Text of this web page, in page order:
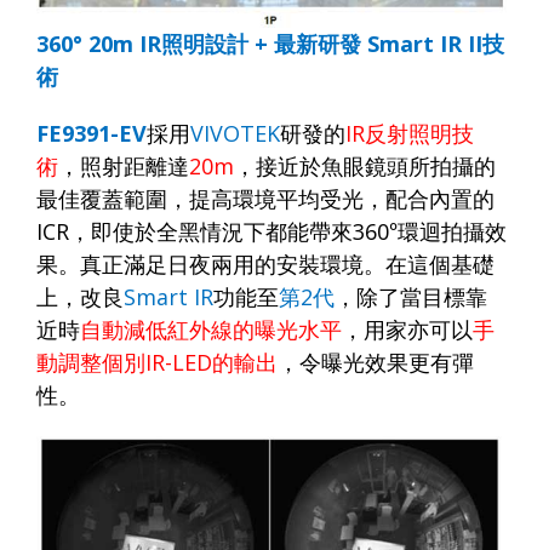
360° 20m IR照明設計+ 最新研發 Smart IR II技
術
FE9391-EV採用VIVOTEK研發的IR反射照明技
術 ，照射距離達20m ，接近於魚眼鏡頭所拍攝的
最佳覆蓋範圍，提高環境平均受光，配合內置的
ICR ，即使於全黑情況下都能帶來360°環迴拍攝效
果。真正滿足日夜兩用的安裝環境。在這個基礎
上，改良Smart IR功能至第2代 ，除了當目標靠
近時自動減低紅外線的曝光水平 ，用家亦可以手
動調整個別IR-LED的輸出 ，令曝光效果更有彈
性。